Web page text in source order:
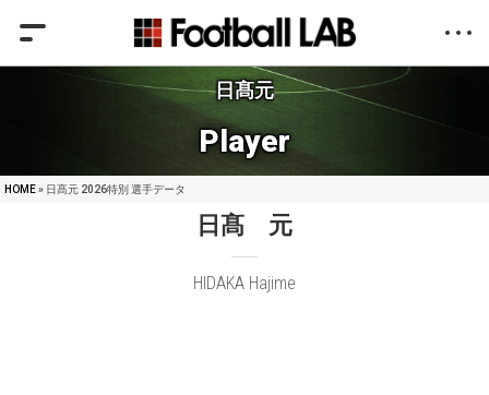
日髙元
Player
HOME» 日髙元 2026特別 選手データ
日髙 元
HIDAKA Hajime